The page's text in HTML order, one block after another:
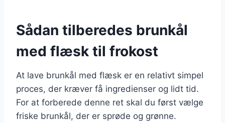
Sådan tilberedes brunkål
med flæsk til frokost
At lave brunkål med flæsk er en relativt simpel
proces, der kræver få ingredienser og lidt tid.
For at forberede denne ret skal du først vælge
friske brunkål, der er sprøde og grønne.